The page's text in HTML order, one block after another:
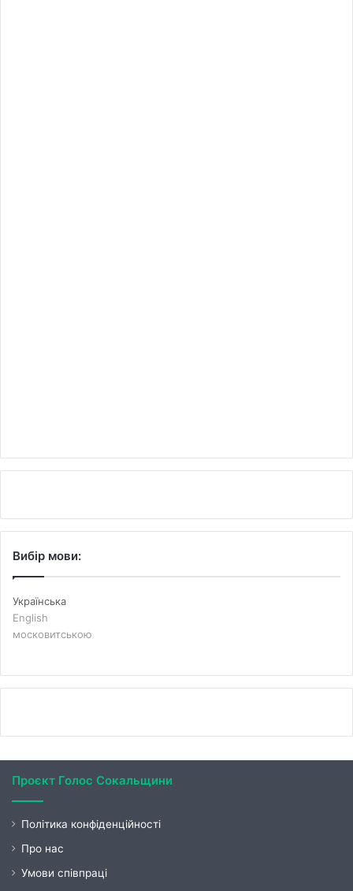
Вибір мови:
Українська
English
московитською
Проєкт Голос Сокальщини
Політика конфіденційності
Про нас
Умови співпраці